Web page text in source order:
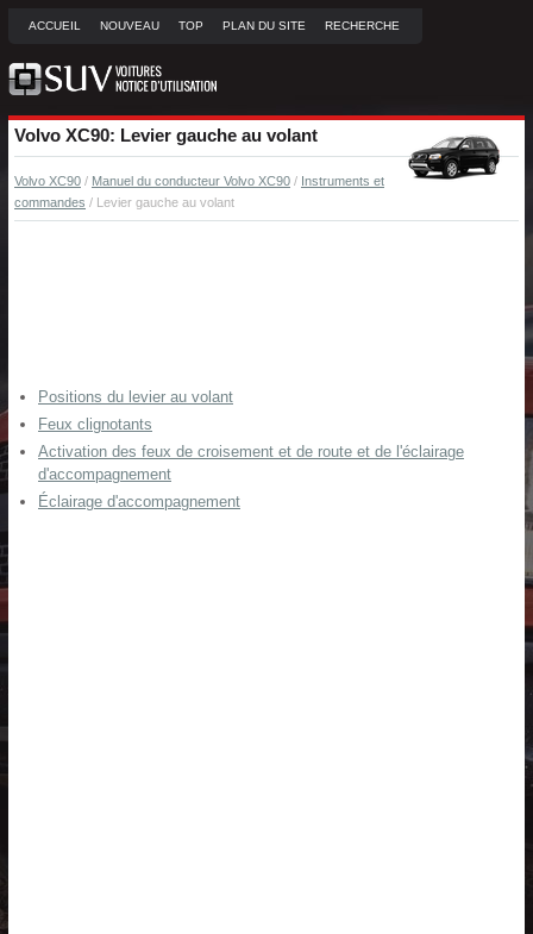
ACCUEIL NOUVEAU TOP PLAN DU SITE RECHERCHE
Volvo XC90: Levier gauche au volant
Volvo XC90 / Manuel du conducteur Volvo XC90 / Instruments et
commandes / Levier gauche au volant
Positions du levier au volant
Feux clignotants
Activation des feux de croisement et de route et de l'éclairage
d'accompagnement
Éclairage d'accompagnement